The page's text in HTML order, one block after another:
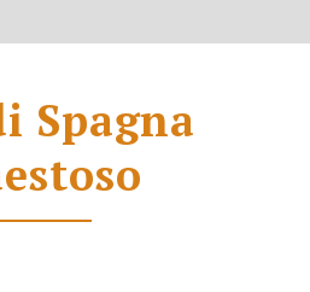
Spagna